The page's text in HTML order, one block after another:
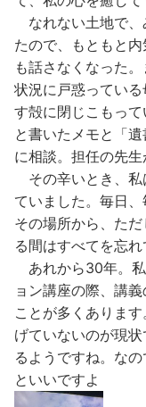
なれない土地で、
たので、もともと
も話さなくなった
状況に戸惑ってい
す殻に閉じこもって
と書いたメモと「
に相談。担任の先生
その辛いとき、私
ていました。毎日
その場所から、た
る間はすべてを忘れ
あれから30年。
ョン講座の際、講
ことが多くありま
げていないのが現
るようですね。な
といいですよ